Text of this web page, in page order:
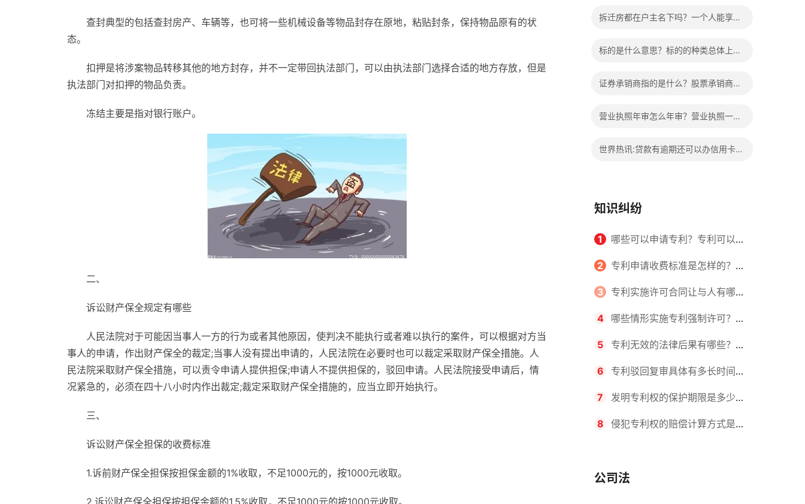
查封典型的包括查封房产、车辆等，也可将一些机械设备等物品封存在原地，粘贴封条，保持物品原有的状
态。
扣押是将涉案物品转移其他的地方封存，并不一定带回执法部门，可以由执法部门选择合适的地方存放，但是
执法部门对扣押的物品负责。
冻结主要是指对银行账户。
二、
诉讼财产保全规定有哪些
人民法院对于可能因当事人一方的行为或者其他原因，使判决不能执行或者难以执行的案件，可以根据对方当
事人的申请，作出财产保全的裁定;当事人没有提出申请的，人民法院在必要时也可以裁定采取财产保全措施。人
民法院采取财产保全措施，可以责令申请人提供担保;申请人不提供担保的，驳回申请。人民法院接受申请后，情
况紧急的，必须在四十八小时内作出裁定;裁定采取财产保全措施的，应当立即开始执行。
三、
诉讼财产保全担保的收费标准
1.诉前财产保全担保按担保金额的1%收取，不足1000元的，按1000元收取。
2.诉讼财产保全担保按担保金额的1.5%收取，不足1000元的按1000元收取。
拆迁房都在户主名下吗？一个人能享受
标的是什么意思？标的的种类总体上包
证券承销商指的是什么？股票承销商职
营业执照年审怎么年审？营业执照一般
世界热讯:贷款有逾期还可以办信用卡
知识纠纷
1 哪些可以申请专利？专利可以同
时多个人一起申请吗？
2 专利申请收费标准是怎样的？申
请不同类型的专利所需要的钱不同
3 专利实施许可合同让与人有哪些
主要义务？专利实施许可合同与专利
许可合同有什么区别？
4 哪些情形实施专利强制许可？专
利强制许可的前提条件是什么？
5 专利无效的法律后果有哪些？专
利的无效情形有哪些？
6 专利驳回复审具体有多长时间？
哪些情况下专利申请可能被驳回？
7 发明专利权的保护期限是多少
年？非专利发明人是否有专利申请
8 侵犯专利权的赔偿计算方式是什
间？
公司法